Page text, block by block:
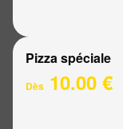
Pizza spéciale
Dès 10.00 €